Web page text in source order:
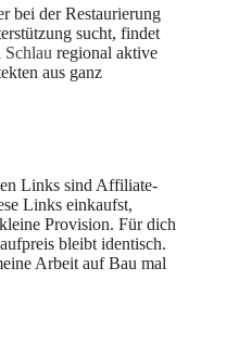
bei der Restaurierung
sucht, findet
Schlau regional aktive
aus ganz
Links sind Affiliate-
Links einkaufst,
Provision. Für dich
bleibt identisch.
Arbeit auf Bau mal